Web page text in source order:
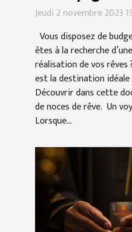
Jeudi 2 novembre 2023
Vous disposez de
êtes à la recherche
réalisation de vos
est la destination
Découvrir dans cette
de noces de rêve. Un
Lorsque...